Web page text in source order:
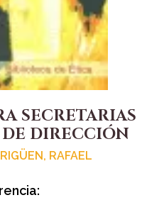
SECRETARIAS
DIRECCIÓN
RAFAEL